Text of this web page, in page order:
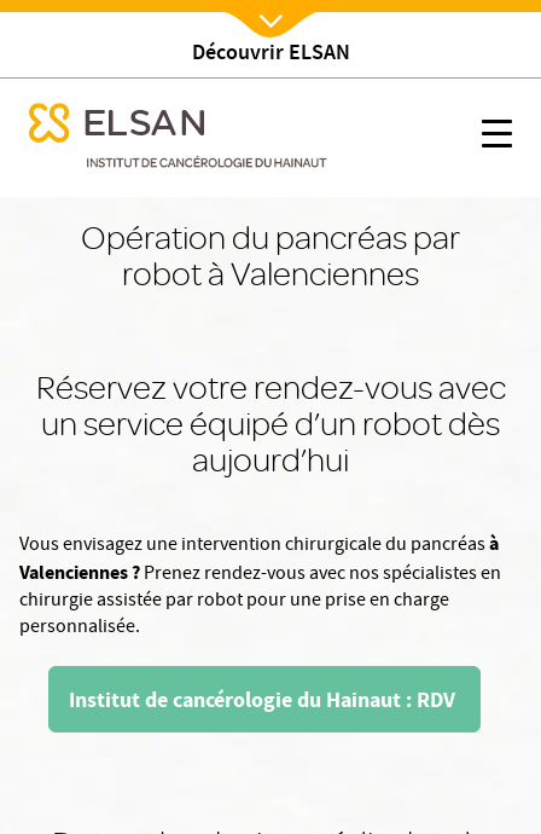
Découvrir ELSAN
Opération du pancréas par robot à Valenciennes
menu mobile
Nx:Afficher menu
menu mobile
Opération du pancréas par
robot à Valenciennes
Réservez votre rendez-vous avec
un service équipé d’un robot dès
aujourd’hui
Vous envisagez une intervention chirurgicale du pancréasà
Valenciennes ?Prenez rendez-vous avec nos spécialistes en
chirurgie assistée par robot pour une prise en charge
personnalisée.
Institut de cancérologie du Hainaut : RDV